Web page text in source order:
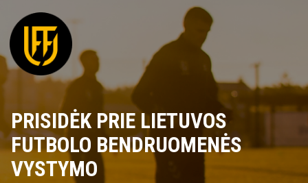
PRISIDĖK PRIE LIETUVOS
FUTBOLO BENDRUOMENĖS
VYSTYMO